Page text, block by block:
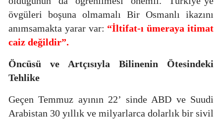
övgüleri boşuna olmamalı Bir Osmanlı ikazını
anımsamakta yarar var: “İltifat-ı ümeraya itimat
caiz değildir”.
Öncüsü ve Artçısıyla
Bilinenin Ötesindeki
Tehlike
Geçen Temmuz ayının 22’ sinde ABD ve Suudi
Arabistan 30 yıllık ve milyarlarca dolarlık bir sivil